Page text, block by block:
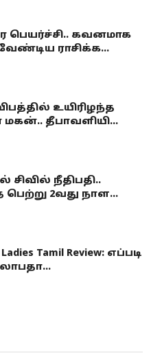
பெயர்ச்சி.. கவனமாக
ராசிக்க...
உயிரிழந்த
மகன்.. தீபாவளியி...
சிவில் நீதிபதி..
பெற்று 2வது நாள...
Tamil Review: எப்படி